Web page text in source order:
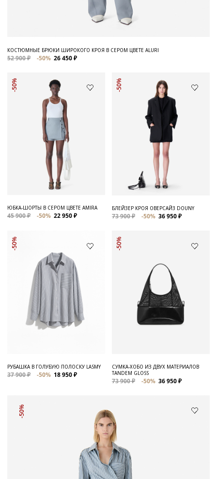
КОСТЮМНЫЕ БРЮКИ ШИРОКОГО КРОЯ В СЕРОМ ЦВЕТЕ ALURI
52 900 ₽ -50% 26 450 ₽
-50%
ЮБКА-ШОРТЫ В СЕРОМ ЦВЕТЕ AMIRA
45 900 ₽ -50% 22 950 ₽
-50%
БЛЕЙЗЕР КРОЯ ОВЕРСАЙЗ DOUNY
73 900 ₽ -50% 36 950 ₽
-50%
РУБАШКА В ГОЛУБУЮ ПОЛОСКУ LASMY
37 900 ₽ -50% 18 950 ₽
-50%
СУМКА-ХОБО ИЗ ДВУХ МАТЕРИАЛОВ
TANDEM GLOSS
73 900 ₽ -50% 36 950 ₽
-50%